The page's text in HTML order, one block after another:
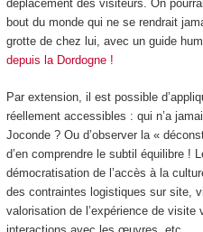
déplacement des visiteurs. On
bout du monde qui ne se rendrait
grotte de chez lui, avec un guide
depuis la Dordogne !
Par extension, il est possible
réellement accessibles : qui n’a
Joconde ? Ou d’observer la «
d’en comprendre le subtil équilibre !
démocratisation de l’accès à la
des contraintes logistiques sur site,
valorisation de l’expérience de